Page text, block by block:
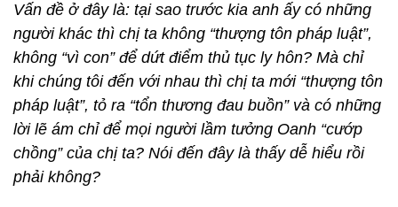
Vấn đề ở đây là: tại sao trước kia anh ấy có những
người khác thì chị ta không “thượng tôn pháp luật”,
không “vì con” để dứt điểm thủ tục ly hôn? Mà chỉ
khi chúng tôi đến với nhau thì chị ta mới “thượng tôn
pháp luật”, tỏ ra “tổn thương đau buồn” và có những
lời lẽ ám chỉ để mọi người lầm tưởng Oanh “cướp
chồng” của chị ta? Nói đến đây là thấy dễ hiểu rồi
phải không?